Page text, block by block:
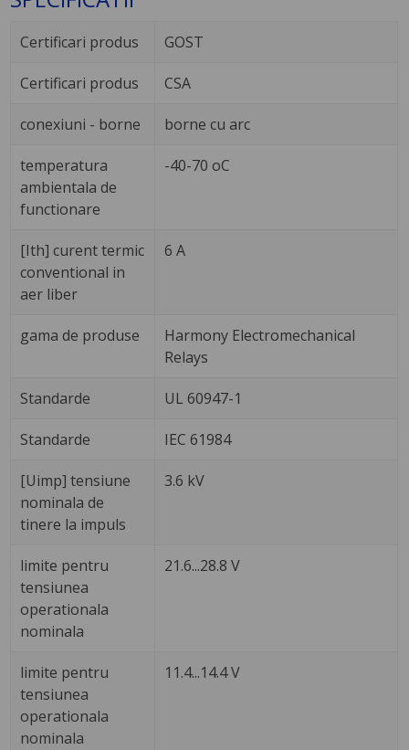
Certificari produs GOST
Certificari produs CSA
conexiuni - borne borne cu arc
temperatura
ambientala de
functionare
-40-70 oC
[Ith] curent termic
conventional in
aer liber
6 A
gama de produse
Harmony Electromechanical
Relays
Standarde UL 60947-1
Standarde IEC 61984
[Uimp] tensiune
nominala de
tinere la impuls
3.6 kV
limite pentru
tensiunea
operationala
nominala
21.6...28.8 V
limite pentru
tensiunea
operationala
nominala
11.4...14.4 V